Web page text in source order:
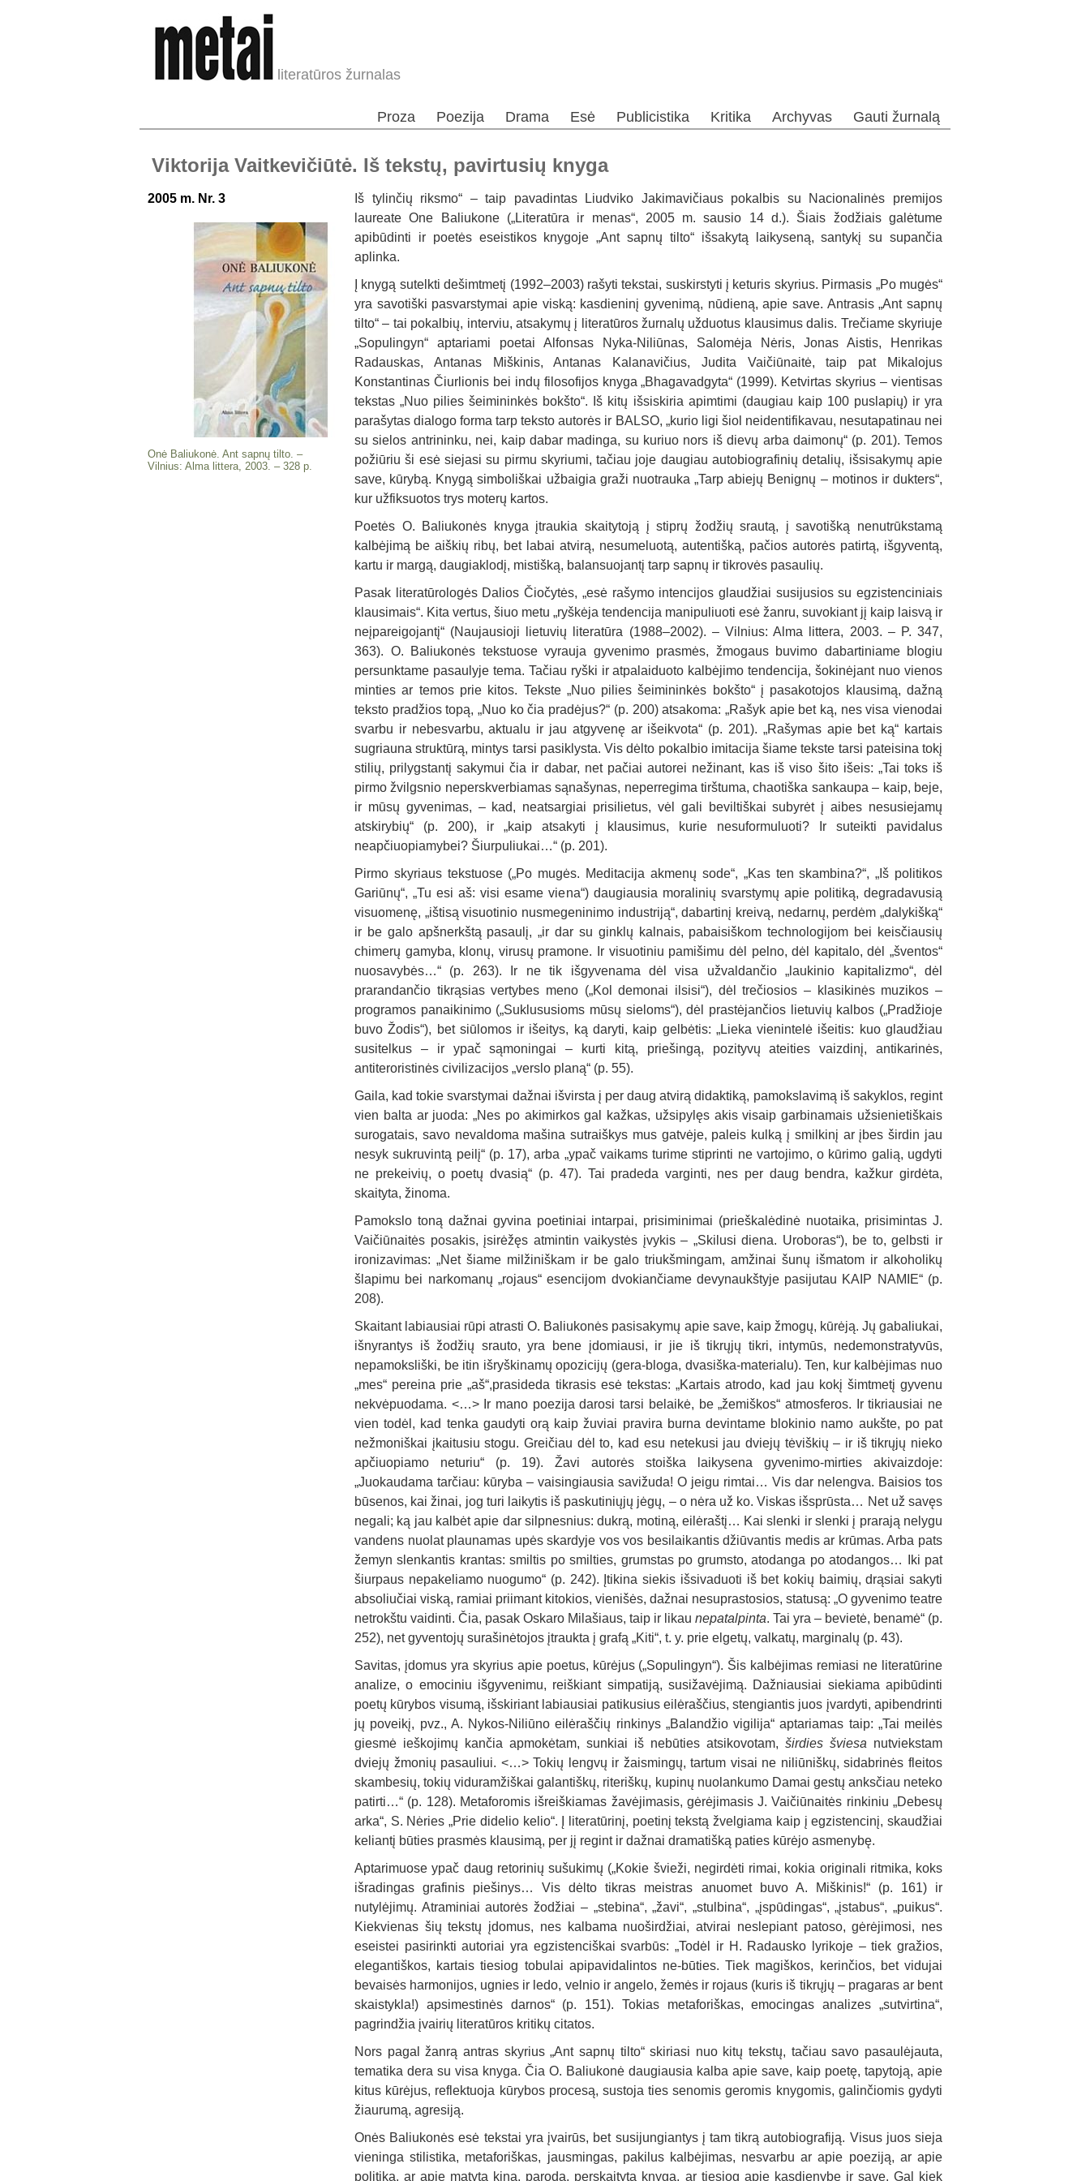
literatūros žurnalas
Proza Poezija Drama Esė Publicistika Kritika Archyvas Gauti žurnalą
Viktorija Vaitkevičiūtė. Iš tekstų, pavirtusių knyga
2005 m. Nr. 3
Onė Baliukonė. Ant sapnų tilto. –
Vilnius: Alma littera, 2003. – 328 p.
Iš tylinčių riksmo“ – taip pavadintas Liudviko Jakimavičiaus pokalbis su Nacionalinės premijos
laureate One Baliukone („Literatūra ir menas“, 2005 m. sausio 14 d.). Šiais žodžiais galėtume
apibūdinti ir poetės eseistikos knygoje „Ant sapnų tilto“ išsakytą laikyseną, santykį su supančia
aplinka.
Į knygą sutelkti dešimtmetį (1992–2003) rašyti tekstai, suskirstyti į keturis skyrius. Pirmasis „Po mugės“
yra savotiški pasvarstymai apie viską: kasdieninį gyvenimą, nūdieną, apie save. Antrasis „Ant sapnų
tilto“ – tai pokalbių, interviu, atsakymų į literatūros žurnalų užduotus klausimus dalis. Trečiame skyriuje
„Sopulingyn“ aptariami poetai Alfonsas Nyka-Niliūnas, Salomėja Nėris, Jonas Aistis, Henrikas
Radauskas, Antanas Miškinis, Antanas Kalanavičius, Judita Vaičiūnaitė, taip pat Mikalojus
Konstantinas Čiurlionis bei indų filosofijos knyga „Bhagavadgyta“ (1999). Ketvirtas skyrius – vientisas
tekstas „Nuo pilies šeimininkės bokšto“. Iš kitų išsiskiria apimtimi (daugiau kaip 100 puslapių) ir yra
parašytas dialogo forma tarp teksto autorės ir BALSO, „kurio ligi šiol neidentifikavau, nesutapatinau nei
su sielos antrininku, nei, kaip dabar madinga, su kuriuo nors iš dievų arba daimonų“ (p. 201). Temos
požiūriu ši esė siejasi su pirmu skyriumi, tačiau joje daugiau autobiografinių detalių, išsisakymų apie
save, kūrybą. Knygą simboliškai užbaigia graži nuotrauka „Tarp abiejų Benignų – motinos ir dukters“,
kur užfiksuotos trys moterų kartos.
Poetės O. Baliukonės knyga įtraukia skaitytoją į stiprų žodžių srautą, į savotišką nenutrūkstamą
kalbėjimą be aiškių ribų, bet labai atvirą, nesumeluotą, autentišką, pačios autorės patirtą, išgyventą,
kartu ir margą, daugiaklodį, mistišką, balansuojantį tarp sapnų ir tikrovės pasaulių.
Pasak literatūrologės Dalios Čiočytės, „esė rašymo intencijos glaudžiai susijusios su egzistenciniais
klausimais“. Kita vertus, šiuo metu „ryškėja tendencija manipuliuoti esė žanru, suvokiant jį kaip laisvą ir
neįpareigojantį“ (Naujausioji lietuvių literatūra (1988–2002). – Vilnius: Alma littera, 2003. – P. 347,
363). O. Baliukonės tekstuose vyrauja gyvenimo prasmės, žmogaus buvimo dabartiniame blogiu
persunktame pasaulyje tema. Tačiau ryški ir atpalaiduoto kalbėjimo tendencija, šokinėjant nuo vienos
minties ar temos prie kitos. Tekste „Nuo pilies šeimininkės bokšto“ į pasakotojos klausimą, dažną
teksto pradžios topą, „Nuo ko čia pradėjus?“ (p. 200) atsakoma: „Rašyk apie bet ką, nes visa vienodai
svarbu ir nebesvarbu, aktualu ir jau atgyvenę ar išeikvota“ (p. 201). „Rašymas apie bet ką“ kartais
sugriauna struktūrą, mintys tarsi pasiklysta. Vis dėlto pokalbio imitacija šiame tekste tarsi pateisina tokį
stilių, prilygstantį sakymui čia ir dabar, net pačiai autorei nežinant, kas iš viso šito išeis: „Tai toks iš
pirmo žvilgsnio neperskverbiamas sąnašynas, neperregima tirštuma, chaotiška sankaupa – kaip, beje,
ir mūsų gyvenimas, – kad, neatsargiai prisilietus, vėl gali beviltiškai subyrėt į aibes nesusiejamų
atskirybių“ (p. 200), ir „kaip atsakyti į klausimus, kurie nesuformuluoti? Ir suteikti pavidalus
neapčiuopiamybei? Šiurpuliukai…“ (p. 201).
Pirmo skyriaus tekstuose („Po mugės. Meditacija akmenų sode“, „Kas ten skambina?“, „Iš politikos
Gariūnų“, „Tu esi aš: visi esame viena“) daugiausia moralinių svarstymų apie politiką, degradavusią
visuomenę, „ištisą visuotinio nusmegeninimo industriją“, dabartinį kreivą, nedarnų, perdėm „dalykišką“
ir be galo apšnerkštą pasaulį, „ir dar su ginklų kalnais, pabaisiškom technologijom bei keisčiausių
chimerų gamyba, klonų, virusų pramone. Ir visuotiniu pamišimu dėl pelno, dėl kapitalo, dėl „šventos“
nuosavybės…“ (p. 263). Ir ne tik išgyvenama dėl visa užvaldančio „laukinio kapitalizmo“, dėl
prarandančio tikrąsias vertybes meno („Kol demonai ilsisi“), dėl trečiosios – klasikinės muzikos –
programos panaikinimo („Suklususioms mūsų sieloms“), dėl prastėjančios lietuvių kalbos („Pradžioje
buvo Žodis“), bet siūlomos ir išeitys, ką daryti, kaip gelbėtis: „Lieka vienintelė išeitis: kuo glaudžiau
susitelkus – ir ypač sąmoningai – kurti kitą, priešingą, pozityvų ateities vaizdinį, antikarinės,
antiteroristinės civilizacijos „verslo planą“ (p. 55).
Gaila, kad tokie svarstymai dažnai išvirsta į per daug atvirą didaktiką, pamokslavimą iš sakyklos, regint
vien balta ar juoda: „Nes po akimirkos gal kažkas, užsipylęs akis visaip garbinamais užsienietiškais
surogatais, savo nevaldoma mašina sutraiškys mus gatvėje, paleis kulką į smilkinį ar įbes širdin jau
nesyk sukruvintą peilį“ (p. 17), arba „ypač vaikams turime stiprinti ne vartojimo, o kūrimo galią, ugdyti
ne prekeivių, o poetų dvasią“ (p. 47). Tai pradeda varginti, nes per daug bendra, kažkur girdėta,
skaityta, žinoma.
Pamokslo toną dažnai gyvina poetiniai intarpai, prisiminimai (prieškalėdinė nuotaika, prisimintas J.
Vaičiūnaitės posakis, įsirėžęs atmintin vaikystės įvykis – „Skilusi diena. Uroboras“), be to, gelbsti ir
ironizavimas: „Net šiame milžiniškam ir be galo triukšmingam, amžinai šunų išmatom ir alkoholikų
šlapimu bei narkomanų „rojaus“ esencijom dvokiančiame devynaukštyje pasijutau KAIP NAMIE“ (p.
208).
Skaitant labiausiai rūpi atrasti O. Baliukonės pasisakymų apie save, kaip žmogų, kūrėją. Jų gabaliukai,
išnyrantys iš žodžių srauto, yra bene įdomiausi, ir jie iš tikrųjų tikri, intymūs, nedemonstratyvūs,
nepamoksliški, be itin išryškinamų opozicijų (gera-bloga, dvasiška-materialu). Ten, kur kalbėjimas nuo
„mes“ pereina prie „aš“,prasideda tikrasis esė tekstas: „Kartais atrodo, kad jau kokį šimtmetį gyvenu
nekvėpuodama. <…> Ir mano poezija darosi tarsi belaikė, be „žemiškos“ atmosferos. Ir tikriausiai ne
vien todėl, kad tenka gaudyti orą kaip žuviai pravira burna devintame blokinio namo aukšte, po pat
nežmoniškai įkaitusiu stogu. Greičiau dėl to, kad esu netekusi jau dviejų tėviškių – ir iš tikrųjų nieko
apčiuopiamo neturiu“ (p. 19). Žavi autorės stoiška laikysena gyvenimo-mirties akivaizdoje:
„Juokaudama tarčiau: kūryba – vaisingiausia savižuda! O jeigu rimtai… Vis dar nelengva. Baisios tos
būsenos, kai žinai, jog turi laikytis iš paskutiniųjų jėgų, – o nėra už ko. Viskas išsprūsta… Net už savęs
negali; ką jau kalbėt apie dar silpnesnius: dukrą, motiną, eilėraštį… Kai slenki ir slenki į prarają nelygu
vandens nuolat plaunamas upės skardyje vos vos besilaikantis džiūvantis medis ar krūmas. Arba pats
žemyn slenkantis krantas: smiltis po smilties, grumstas po grumsto, atodanga po atodangos… Iki pat
šiurpaus nepakeliamo nuogumo“ (p. 242). Įtikina siekis išsivaduoti iš bet kokių baimių, drąsiai sakyti
absoliučiai viską, ramiai priimant kitokios, vienišės, dažnai nesuprastosios, statusą: „O gyvenimo teatre
netrokštu vaidinti. Čia, pasak Oskaro Milašiaus, taip ir likau nepatalpinta. Tai yra – bevietė, benamė“ (p.
252), net gyventojų surašinėtojos įtraukta į grafą „Kiti“, t. y. prie elgetų, valkatų, marginalų (p. 43).
Savitas, įdomus yra skyrius apie poetus, kūrėjus („Sopulingyn“). Šis kalbėjimas remiasi ne literatūrine
analize, o emociniu išgyvenimu, reiškiant simpatiją, susižavėjimą. Dažniausiai siekiama apibūdinti
poetų kūrybos visumą, išskiriant labiausiai patikusius eilėraščius, stengiantis juos įvardyti, apibendrinti
jų poveikį, pvz., A. Nykos-Niliūno eilėraščių rinkinys „Balandžio vigilija“ aptariamas taip: „Tai meilės
giesmė ieškojimų kančia apmokėtam, sunkiai iš nebūties atsikovotam, širdies šviesa nutviekstam
dviejų žmonių pasauliui. <…> Tokių lengvų ir žaismingų, tartum visai ne niliūniškų, sidabrinės fleitos
skambesių, tokių viduramžiškai galantiškų, riteriškų, kupinų nuolankumo Damai gestų anksčiau neteko
patirti…“ (p. 128). Metaforomis išreiškiamas žavėjimasis, gėrėjimasis J. Vaičiūnaitės rinkiniu „Debesų
arka“, S. Nėries „Prie didelio kelio“. Į literatūrinį, poetinį tekstą žvelgiama kaip į egzistencinį, skaudžiai
keliantį būties prasmės klausimą, per jį regint ir dažnai dramatišką paties kūrėjo asmenybę.
Aptarimuose ypač daug retorinių sušukimų („Kokie švieži, negirdėti rimai, kokia originali ritmika, koks
išradingas grafinis piešinys… Vis dėlto tikras meistras anuomet buvo A. Miškinis!“ (p. 161) ir
nutylėjimų. Atraminiai autorės žodžiai – „stebina“, „žavi“, „stulbina“, „įspūdingas“, „įstabus“, „puikus“.
Kiekvienas šių tekstų įdomus, nes kalbama nuoširdžiai, atvirai neslepiant patoso, gėrėjimosi, nes
eseistei pasirinkti autoriai yra egzistenciškai svarbūs: „Todėl ir H. Radausko lyrikoje – tiek gražios,
elegantiškos, kartais tiesiog tobulai apipavidalintos ne-būties. Tiek magiškos, kerinčios, bet vidujai
bevaisės harmonijos, ugnies ir ledo, velnio ir angelo, žemės ir rojaus (kuris iš tikrųjų – pragaras ar bent
skaistykla!) apsimestinės darnos“ (p. 151). Tokias metaforiškas, emocingas analizes „sutvirtina“,
pagrindžia įvairių literatūros kritikų citatos.
Nors pagal žanrą antras skyrius „Ant sapnų tilto“ skiriasi nuo kitų tekstų, tačiau savo pasaulėjauta,
tematika dera su visa knyga. Čia O. Baliukonė daugiausia kalba apie save, kaip poetę, tapytoją, apie
kitus kūrėjus, reflektuoja kūrybos procesą, sustoja ties senomis geromis knygomis, galinčiomis gydyti
žiaurumą, agresiją.
Onės Baliukonės esė tekstai yra įvairūs, bet susijungiantys į tam tikrą autobiografiją. Visus juos sieja
vieninga stilistika, metaforiškas, jausmingas, pakilus kalbėjimas, nesvarbu ar apie poeziją, ar apie
politiką, ar apie matytą kiną, parodą, perskaitytą knygą, ar tiesiog apie kasdienybę ir save. Gal kiek